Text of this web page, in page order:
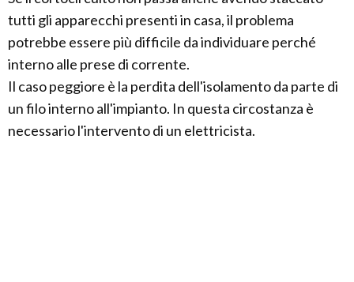
tutti gli apparecchi presenti in casa, il problema
potrebbe essere più difficile da individuare perché
interno alle prese di corrente.
Il caso peggiore è la perdita dell'isolamento da parte di
un filo interno all'impianto. In questa circostanza è
necessario l'intervento di un elettricista.